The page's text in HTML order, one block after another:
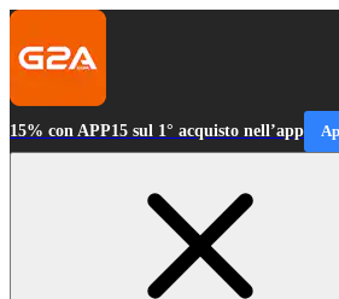
15% con APP15 sul 1° acquisto nell’app